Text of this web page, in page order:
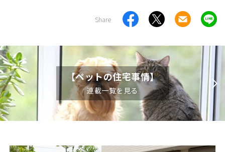
Share
【ペットの住宅事情】
連載一覧を見る